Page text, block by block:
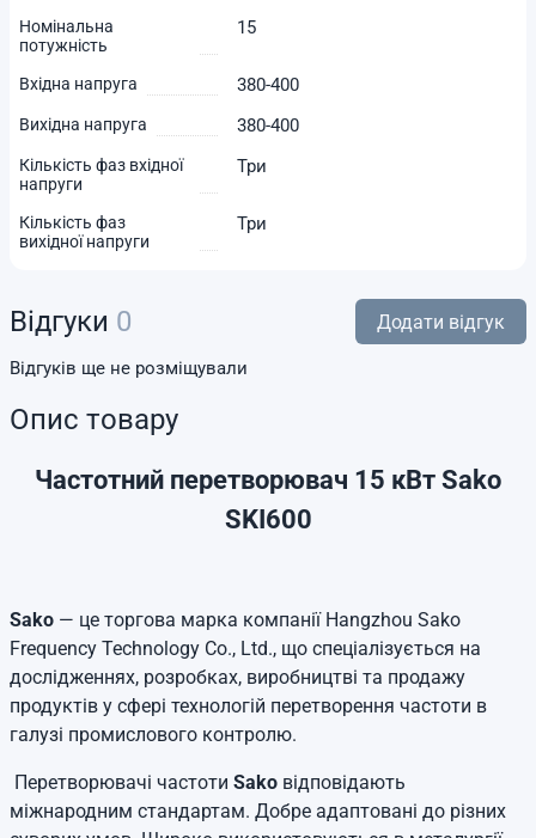
Номінальна
потужність
15
Вхідна напруга 380-400
Вихідна напруга 380-400
Кількість фаз вхідної
напруги
Три
Кількість фаз
вихідної напруги
Три
Відгуки 0 Додати відгук
Відгуків ще не розміщували
Опис товару
Частотний перетворювач 15 кВт Sako
SKI600
Sako — це торгова марка компанії Hangzhou Sako
Frequency Technology Co., Ltd., що спеціалізується на
дослідженнях, розробках, виробництві та продажу
продуктів у сфері технологій перетворення частоти в
галузі промислового контролю.
Перетворювачі частоти Sako відповідають
міжнародним стандартам. Добре адаптовані до різних